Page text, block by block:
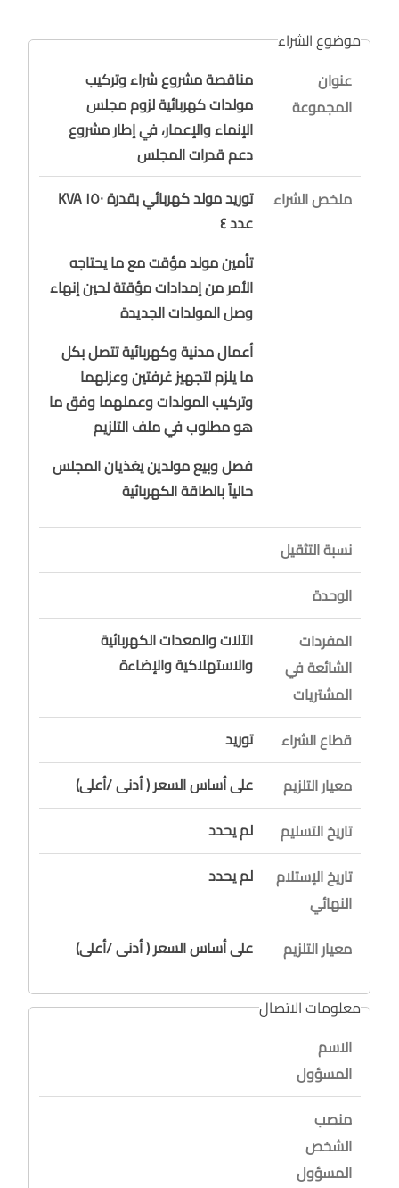
موضوع الشراء
عنوان
المجموعة
مناقصة مشروع شراء وتركيب
مولدات كهربائية لزوم مجلس
الإنماء والإعمار، في إطار مشروع
دعم قدرات المجلس
ملخص الشراء
توريد مولد كهربائي بقدرة ١٥٠ KVA
عدد ٤
تأمين مولد مؤقت مع ما يحتاجه
الأمر من إمدادات مؤقتة لحين إنهاء
وصل المولدات الجديدة
أعمال مدنية وكهربائية تتصل بكل
ما يلزم لتجهيز غرفتين وعزلهما
وتركيب المولدات وعملهما وفق ما
هو مطلوب في ملف التلزيم
فصل وبيع مولدين يغذيان المجلس
حالياً بالطاقة الكهربائية
نسبة التثقيل
الوحدة
المفردات
الشائعة في
المشتريات
الآلات والمعدات الكهربائية
والاستهلاكية والإضاءة
قطاع الشراء
توريد
معيار التلزيم
على أساس السعر ( أدنى /أعلى)
تاريخ التسليم
لم يحدد
تاريخ الإستلام
النهائي
لم يحدد
معيار التلزيم على أساس السعر ( أدنى /أعلى)
معلومات الاتصال
الاسم
المسؤول
منصب
الشخص
المسؤول